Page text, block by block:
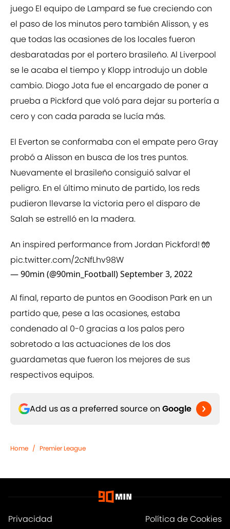
juego El equipo de Lampard se fue creciendo con
el paso de los minutos pero también Alisson, y es
que todas las ocasiones de los locales fueron
desbaratadas por el portero brasileño. Al Liverpool
se le acaba el tiempo y Klopp introdujo un doble
cambio. Diogo Jota fue el encargado de poner a
prueba a Pickford que voló para dejar su portería a
cero y con cada parada se lucía más.
El Everton se conformaba con el empate pero Gray
probó a Alisson en busca de los tres puntos.
Nuevamente el brasileño consiguió salvar el
peligro. En el último minuto de partido, los reds
pudieron llevarse la victoria pero el disparo de
Salah se estrelló en la madera.
An inspired performance from Jordan Pickford! 🧤
pic.twitter.com/2cNfLhv98W
— 90min (@90min_Football)September 3, 2022
Al final, reparto de puntos en Goodison Park en un
partido que, pese a las ocasiones, estaba
condenado al 0-0 gracias a los palos pero
sobretodo a las actuaciones de los dos
guardametas que fueron los mejores de sus
respectivos equipos.
Add us as a preferred source on Google
Home / Premier League
Privacidad Política de Cookies